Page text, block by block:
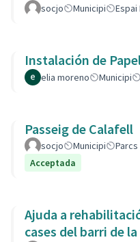
socjo Municipi Espai
Instalación de
elia moreno Municipi
Passeig de Calafell
socjo Municipi
Acceptada
Ajuda a
cases del barri de